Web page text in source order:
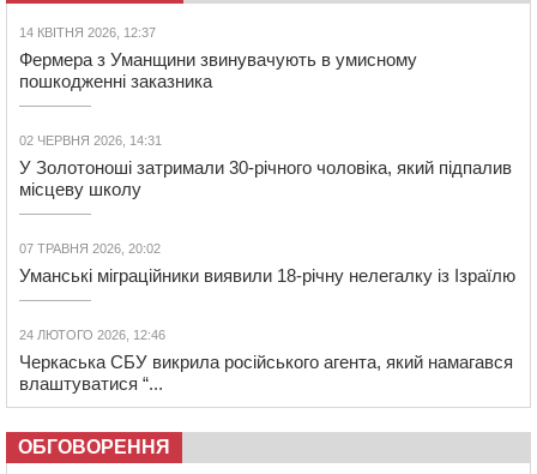
14 КВІТНЯ 2026, 12:37
Фермера з Уманщини звинувачують в умисному
пошкодженні заказника
02 ЧЕРВНЯ 2026, 14:31
У Золотоноші затримали 30-річного чоловіка, який підпалив
місцеву школу
07 ТРАВНЯ 2026, 20:02
Уманські міграційники виявили 18-річну нелегалку із Ізраїлю
24 ЛЮТОГО 2026, 12:46
Черкаська СБУ викрила російського агента, який намагався
влаштуватися “...
ОБГОВОРЕННЯ